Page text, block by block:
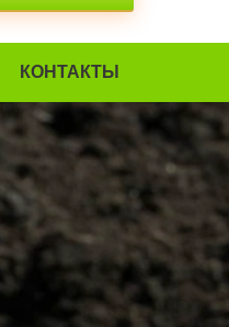
КОНТАКТЫ